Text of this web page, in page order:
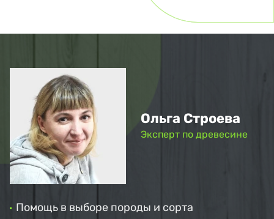
Ольга Строева
Эксперт по древесине
Помощь в выборе породы и сорта